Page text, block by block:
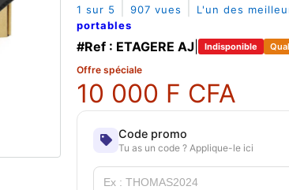
1 sur 5 907 vues L'un des
portables
#Ref : ETAGERE AJ Indisponible
Offre spéciale
10 000 F CFA
Code promo
Tu as un code ? Applique-le ici